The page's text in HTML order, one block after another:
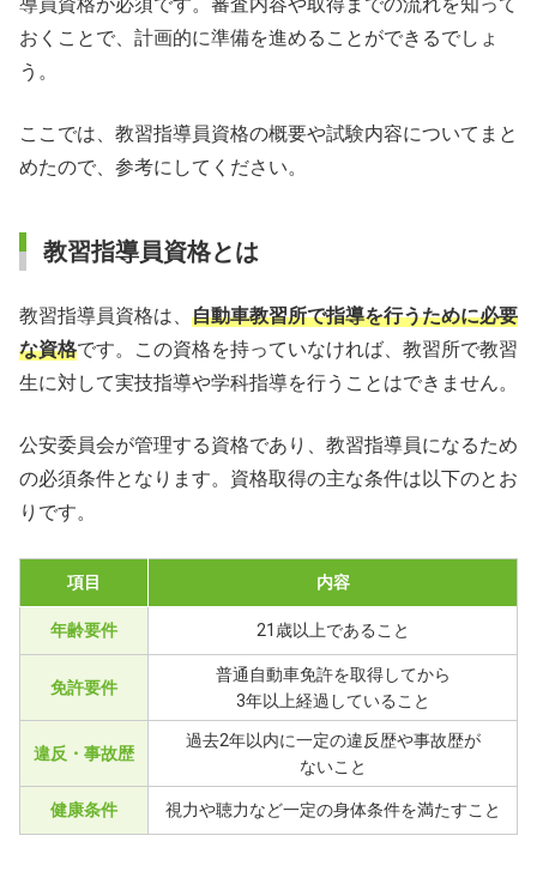
導員資格が必須です。審査内容や取得までの流れを知って
おくことで、計画的に準備を進めることができるでしょ
う。
ここでは、教習指導員資格の概要や試験内容についてまと
めたので、参考にしてください。
教習指導員資格とは
教習指導員資格は、 自動車教習所で指導を行うために必要
な資格です。この資格を持っていなければ、教習所で教習
生に対して実技指導や学科指導を行うことはできません。
公安委員会が管理する資格であり、教習指導員になるため
の必須条件となります。資格取得の主な条件は以下のとお
りです。
項目 内容
年齢要件 21歳以上であること
免許要件
普通自動車免許を取得してから
3年以上経過していること
違反・事故歴
過去2年以内に一定の違反歴や事故歴が
ないこと
健康条件 視力や聴力など一定の身体条件を満たすこと